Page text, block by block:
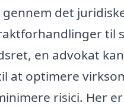
det
til
en advokat
at optimere
risici. Her